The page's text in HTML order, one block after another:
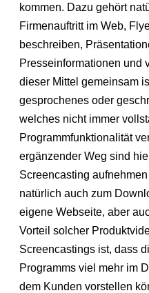
kommen. Dazu gehört
Firmenauftritt im Web,
beschreiben,
Presseinformationen und
dieser Mittel gemeinsam
gesprochenes oder
welches nicht immer
Programmfunktionalität
ergänzender Weg sind
Screencasting
natürlich auch zum
eigene Webseite, aber
Vorteil solcher
Screencastings ist, dass
Programms viel mehr im
dem Kunden vorstellen